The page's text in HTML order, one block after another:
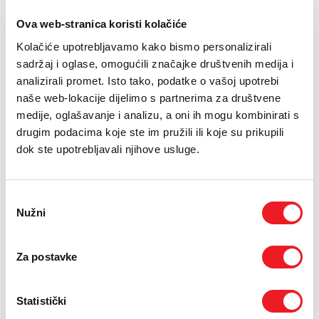
Ova web-stranica koristi kolačiće
Kolačiće upotrebljavamo kako bismo personalizirali
sadržaj i oglase, omogućili značajke društvenih medija i
analizirali promet. Isto tako, podatke o vašoj upotrebi
naše web-lokacije dijelimo s partnerima za društvene
medije, oglašavanje i analizu, a oni ih mogu kombinirati s
drugim podacima koje ste im pružili ili koje su prikupili
dok ste upotrebljavali njihove usluge.
pristanka
Nužni
Za postavke
Statistički
17.05.2026.
U povodu Svjetskog dana telekomunikacija i
informacijskog društva, koji se obilježava 17. svibnja, HT
Eronet podsjeća na važnost pouzdane i dostupne digitalne
komunikacije.
Tema je ovogodišnjeg Svjetskog dana telekomunikacija i
informacijskog društva „Digitalne linije života: jačanje
otpornosti u povezanom svijetu”. U središtu je uloga
usluga u svim okolnostima, čime se dodatno ističe koliko
su telekomunikacijske mreže postale temelj funkcioniranja
modernog društva. HT Eronet kontinuirano ulaže u razvoj
mrežne infrastrukture i digitalnih usluga kako bi
Poseban naglasak stavlja se na kvalitetnu komunikaciju,
jednostavan pristup digitalnim sadržajima i uslugama te